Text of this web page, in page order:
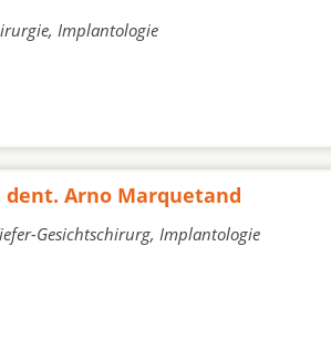
Implantologie
dent. Arno Marquetand
Gesichtschirurg, Implantologie